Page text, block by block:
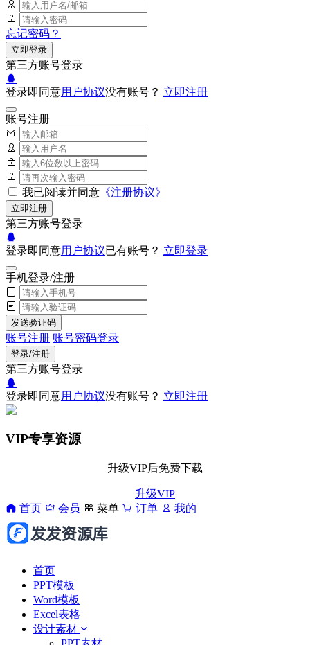
忘记密码？
立即登录
第三方账号登录
登录即同意用户协议没有账号？ 立即注册
账号注册
我已阅读并同意 《注册协议》
立即注册
第三方账号登录
登录即同意用户协议已有账号？ 立即登录
手机登录/注册
发送验证码
账号注册 账号密码登录
登录/注册
第三方账号登录
登录即同意用户协议没有账号？ 立即注册
VIP专享资源
升级VIP后免费下载
升级VIP
首页
会员 菜单 订单 我的
首页
PPT模板
Word模板
Excel表格
设计素材